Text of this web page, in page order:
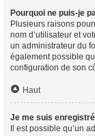
Pourquoi ne puis-je
Plusieurs raisons
nom d’utilisateur et
un administrateur du
également possible
configuration de son
Haut
Je me suis
Il est possible qu’un